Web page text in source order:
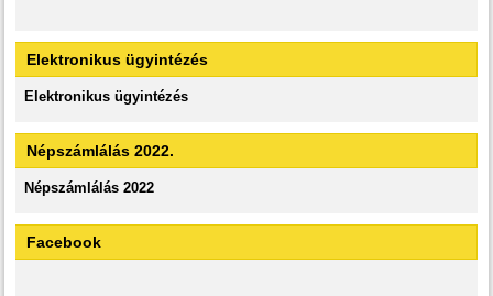
Elektronikus ügyintézés
Elektronikus ügyintézés
Népszámlálás 2022.
Népszámlálás 2022
Facebook